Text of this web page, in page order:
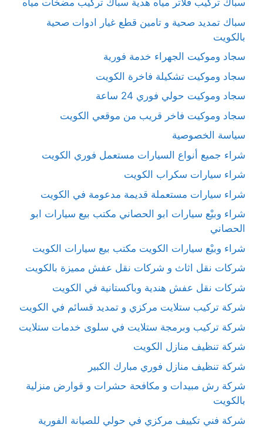
سباك تركيب فلاتر مياه هدية سباك تركيب مضخات مياه
سباك تمديد صحية و تامين قطع غيار ادوات صحية
بالكويت
سجاد وموكيت الجهراء خدمة فورية
سجاد وموكيت تشكيلة فاخرة الكويت
سجاد وموكيت حولي فوري 24 ساعة
سجاد وموكيت فاخر قريب من موقعي الكويت
سياسة الخصوصية
شراء جميع أنواع السيارات مستعمل فوري الكويت
شراء سيارات سكراب الكويت
شراء سيارات مستعملة قديمة مدعومة في الكويت
شراء وبيْع سيارات ابو الحصاني مكتب بيع سيارات ابو
الحصاني
شراء وبيْع سيارات الكويت مكتب بيع سيارات الكويت
شركات نقل اثاث و شركات نقل عفش مميزة بالكويت
شركات نقل عفش هندية وباكستانية في الكويت
شركة تركيب ستلايت مركزي و تمديد قسائم في الكويت
شركة تركيب وبرمجة ستلايت في سلوى خدمات ستلايت
شركة تنظيف منازل الكويت
شركة تنظيف منازل فوري مبارك الكبير
شركة رش مبيدات و مكافحة حشرات و قوارض منزلية
بالكويت
شركة فني تكييف مركزي في حولي للصيانة الفورية